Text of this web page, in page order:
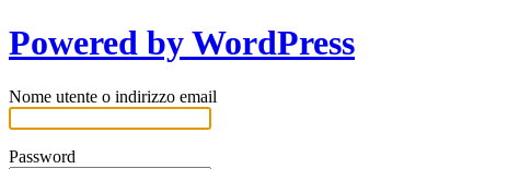
Powered by WordPress
Nome utente o indirizzo email
Password